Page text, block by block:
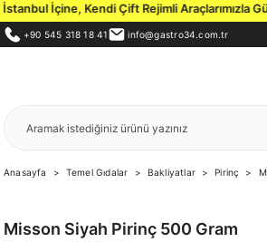
İçine, Kendi Çift Rejimli Araçlarımızla
+90 545 318 18 41 info@gastro34.com.tr
Anasayfa Temel Gıdalar Bakliyatlar Pirinç
Misson Siyah Pirinç 500 Gram